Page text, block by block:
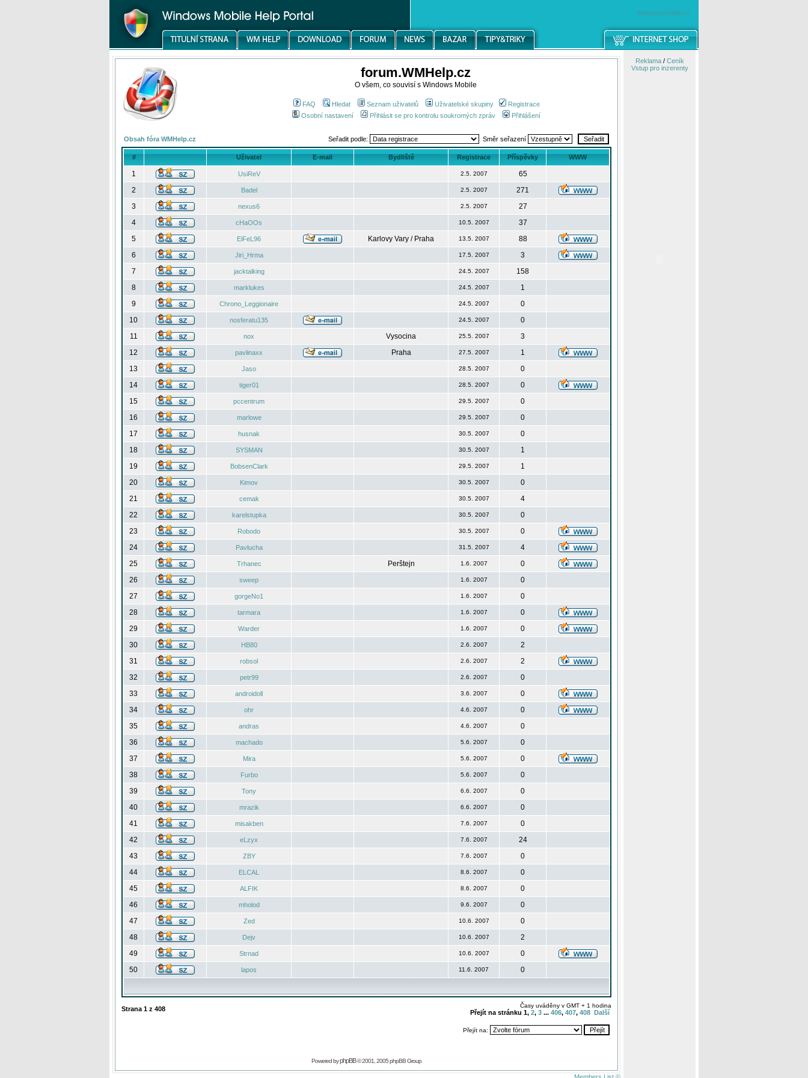
windowsmobile.cz
forum.WMHelp.cz
O všem, co souvisí s Windows Mobile
FAQ Hledat Seznam uživatelů Uživatelské skupiny
Registrace
Osobní nastavení
Přihlásit se pro kontrolu soukromých zpráv Přihlášení
Obsah fóra WMHelp.cz Seřadit podle: Směr seřazení
# Uživatel E-mail Bydliště Registrace Příspěvky WWW
1 UsiReV 2.5. 2007
65
2
Badel 2.5. 2007
271
3
nexus6 2.5. 2007
27
4
cHaOOs 10.5. 2007
37
5
EiFeL96 Karlovy Vary / Praha 13.5. 2007
88
6
Jiri_Hrma 17.5. 2007
3
7
jacktalking 24.5. 2007
158
8
marklukes 24.5. 2007
1
9
Chrono_Leggionaire 24.5. 2007
0
10
nosferatu135 24.5. 2007
0
11
nox Vysocina 25.5. 2007
3
12
pavlinaxx Praha 27.5. 2007
1
13
Jaso 28.5. 2007
0
14
tiger01 28.5. 2007
0
15
pccentrum 29.5. 2007
0
16
marlowe 29.5. 2007
0
17
husnak 30.5. 2007
0
18
SYSMAN 30.5. 2007
1
19
BobsenClark 29.5. 2007
1
20
Kimov 30.5. 2007
0
21
cemak 30.5. 2007
4
22
karelstupka 30.5. 2007
0
23
Robodo 30.5. 2007
0
24
Pavlucha 31.5. 2007
4
25
Trhanec Perštejn 1.6. 2007
0
26
sweep 1.6. 2007
0
27
gorgeNo1 1.6. 2007
0
28
tarmara 1.6. 2007
0
29
Warder 1.6. 2007
0
30
HB80 2.6. 2007
2
31
robsol 2.6. 2007
2
32
petr99 2.6. 2007
0
33
androidoll 3.6. 2007
0
34
ohr 4.6. 2007
0
35
andras 4.6. 2007
0
36
machado 5.6. 2007
0
37
Mira 5.6. 2007
0
38
Furbo 5.6. 2007
0
39
Tony 6.6. 2007
0
40
mrazik 6.6. 2007
0
41
misakben 7.6. 2007
0
42
eLzyx 7.6. 2007
24
43
ZBY 7.6. 2007
0
44
ELCAL 8.6. 2007
0
45
ALFIK 8.6. 2007
0
46
mholod 9.6. 2007
0
47
Zed 10.6. 2007
0
48
Dejv 10.6. 2007
2
49
Strnad 10.6. 2007
0
50
lapos 11.6. 2007 0
Strana 1 z 408 Časy uváděny v GMT + 1 hodina
Přejít na stránku 1, 2, 3 ... 406, 407, 408 Další
Přejít na:
Powered byphpBB© 2001, 2005 phpBB Group
Reklama/ Ceník
Vstup pro inzerenty